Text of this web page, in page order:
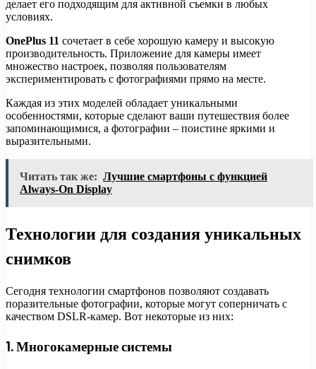
делает его подходящим для активной съемки в любых
условиях.
OnePlus 11 сочетает в себе хорошую камеру и высокую
производительность. Приложение для камеры имеет
множество настроек, позволяя пользователям
экспериментировать с фотографиями прямо на месте.
Каждая из этих моделей обладает уникальными
особенностями, которые сделают ваши путешествия более
запоминающимися, а фотографии – поистине яркими и
выразительными.
Читать так же: Лучшие смартфоны с функцией
Always-On Display
Технологии для создания уникальных
снимков
Сегодня технологии смартфонов позволяют создавать
поразительные фотографии, которые могут соперничать с
качеством DSLR-камер. Вот некоторые из них:
1. Многокамерные системы